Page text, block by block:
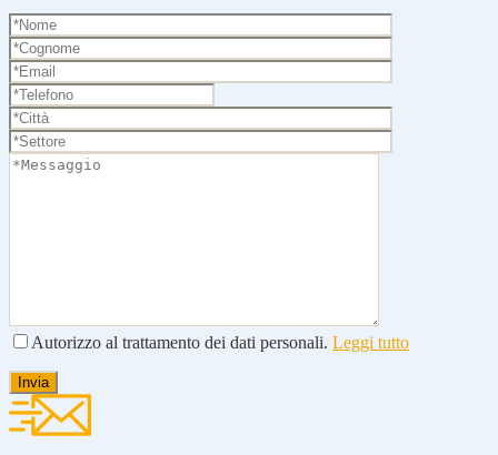
Autorizzo al trattamento dei dati personali. Leggi tutto